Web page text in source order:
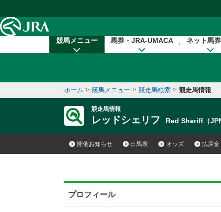
競馬メニュー 馬券・JRA-UMACA ネット馬
ホーム > 競馬メニュー > 競走馬検索 > 競走馬情報
競走馬情報
レッドシェリフ Red Sheriff（
開催お知らせ 出馬表 オッズ 払戻金
プロフィール